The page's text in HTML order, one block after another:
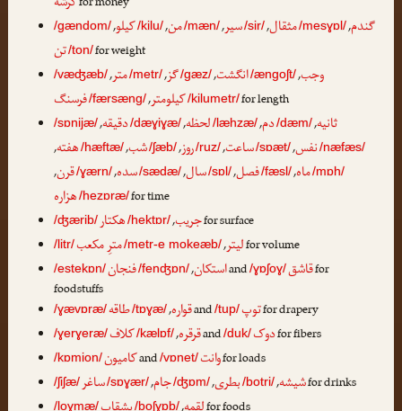
/gændom/ گندم,
/mesɣɒl/مثقال,
/sir/سیر,
/mæn/من,
/kilu/کیلو,
/ton/تن for weight
/væʤæb/ وجب,
/ængoʃt/انگشت,
/gæz/گز,
/metr/متر,
/kilumetr/کیلومتر,
/færsæng/فرسنگ for length
/sɒnijæ/ ثانیه,
/dæm/دم,
/læhzæ/لحظه,
/dæɣiɣæ/دقیقه,
/næfæs/نفس,
/sɒæt/ساعت,
/ruz/روز,
/ʃæb/شب,
/hæftæ/هفته,
/mɒh/ماه,
/fæsl/فصل,
/sɒl/سال,
/sædæ/سده,
/ɣærn/قرن,
/hezɒræ/هزاره for time
/ʤærib/ جریب,
/hektɒr/هکتار for surface
/litr/ لیتر,
/metr-e mokeæb/مترِ مکعب for volume
/estekɒn/ استکان,
/fenʤɒn/فنجان and/ɣɒʃoɣ/قاشقfor
foodstuffs
/ɣævɒræ/ قواره,
/tɒɣæ/طاقه and/tup/توپfor drapery
/ɣerɣeræ/ قرقره,
/kælɒf/کلاف and/duk/دوکfor fibers
/kɒmion/کامیونand/vɒnet/وانتfor loads
/ʃiʃæ/ شیشه,
/botri/بطری,
/ʤɒm/جام,
/sɒɣær/ساغر for drinks
/loɣmæ/ /boʃɣɒb/